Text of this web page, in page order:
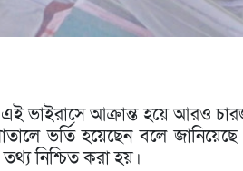
এই ভাইরাসে আক্রান্ত হয়ে আরও
ভর্তি হয়েছেন বলে জানিয়েছে
নিশ্চিত করা হয়।